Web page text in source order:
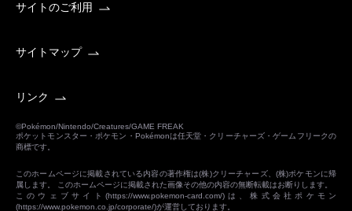
サイトのご利用
サイトマップ
リンク
©Pokémon/Nintendo/Creatures/GAME FREAK
ポケットモンスター・ポケモン・Pokémonは任天堂・クリーチャーズ・ゲームフリークの
商標です。
このホームページに掲載されている内容の著作権は(株)クリーチャーズ、(株)ポケモンに帰
属します。 このホームページに掲載された画像その他の内容の無断転載はお断りします。
このウェブサイト(https://www.pokemon-card.com/)は、株式会社ポケモン
(https://www.pokemon.co.jp/corporate/)が運営しております。